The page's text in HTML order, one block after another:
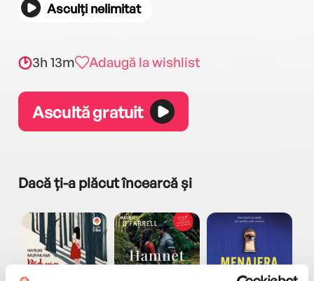
Asculți nelimitat
3h 13m Adaugă la wishlist
Ascultă gratuit
Dacă ți-a plăcut încearcă și